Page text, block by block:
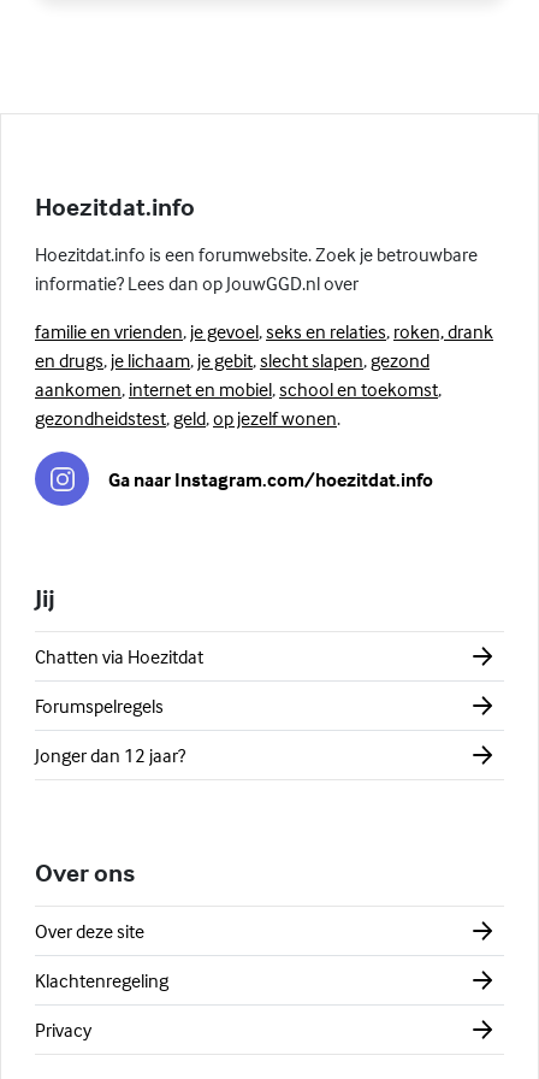
Hoezitdat.info
Hoezitdat.info is een forumwebsite. Zoek je betrouwbare
informatie? Lees dan op JouwGGD.nl over
familie en vrienden, je gevoel,seks en relaties, roken, drank
en drugs, je lichaam, je gebit,slecht slapen,gezond
aankomen, internet en mobiel,school en toekomst,
gezondheidstest,geld,op jezelf wonen.
Ga naar Instagram.com/hoezitdat.info
Jij
Chatten via Hoezitdat
Forumspelregels
Jonger dan 12 jaar?
Over ons
Over deze site
Klachtenregeling
Privacy